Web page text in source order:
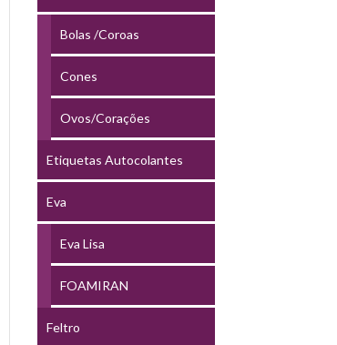
Bolas /Coroas
Cones
Ovos/Corações
Etiquetas Autocolantes
Eva
Eva Lisa
FOAMIRAN
Feltro